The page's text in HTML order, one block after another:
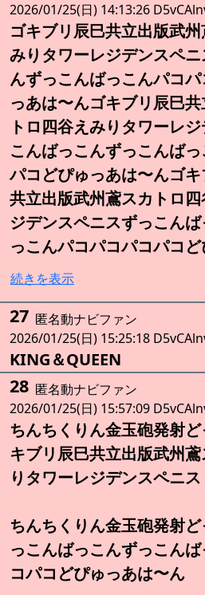
2026/01/25(日) 14:13:26
ゴキブリ辰巳共立出版武
みりタワーレジデンスペ
んずっこんばっこんパコ
っあは〜んゴキブリ辰巳
トロ四谷えみりタワーレ
こんばっこんずっこんば
パコどぴゅっあは〜んゴ
共立出版武州鳶スカトロ
ジデンスペニスずっこん
っこんパコパコパコパコ
続きを表示
27 匿名動ナビファン
2026/01/25(日) 15:25:18
KING＆QUEEN
28 匿名動ナビファン
2026/01/25(日) 15:57:09
ちんちくりん金玉砲発射
キブリ辰巳共立出版武州
りタワーレジデンスペニス
ちんちくりん金玉砲発射
っこんばっこんずっこん
コパコどぴゅっあは〜ん